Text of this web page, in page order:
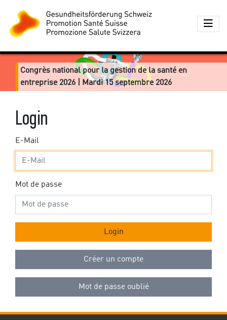
Congrès national pour la gestion de la santé en
entreprise 2026 | Mardi 15 septembre 2026
Login
E-Mail
Mot de passe
Créer un compte
Mot de passe oublié
Login